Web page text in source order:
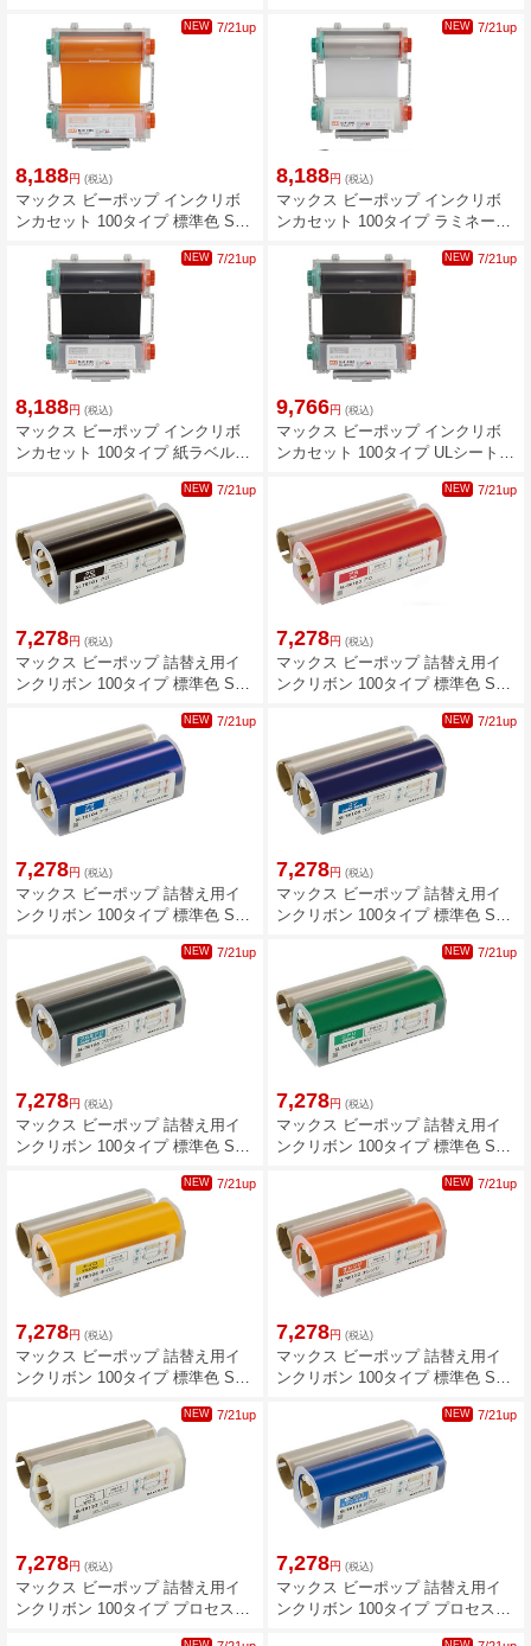
NEW 7/21up
8,188円 (税込)
マックス ビーポップ インクリボ
ンカセット 100タイプ 標準色 SL-
NEW 7/21up
8,188円 (税込)
マックス ビーポップ インクリボ
ンカセット 100タイプ ラミネート
IL92316
NEW 7/21up
8,188円 (税込)
マックス ビーポップ インクリボ
ンカセット 100タイプ 紙ラベル用
NEW 7/21up
9,766円 (税込)
マックス ビーポップ インクリボ
ンカセット 100タイプ ULシート用
NEW 7/21up
7,278円 (税込)
マックス ビーポップ 詰替え用イ
ンクリボン 100タイプ 標準色 SL-
NEW 7/21up
7,278円 (税込)
マックス ビーポップ 詰替え用イ
ンクリボン 100タイプ 標準色 SL-
NEW 7/21up
7,278円 (税込)
マックス ビーポップ 詰替え用イ
ンクリボン 100タイプ 標準色 SL-
NEW 7/21up
7,278円 (税込)
マックス ビーポップ 詰替え用イ
ンクリボン 100タイプ 標準色 SL-
NEW 7/21up
7,278円 (税込)
マックス ビーポップ 詰替え用イ
ンクリボン 100タイプ 標準色 SL-
NEW 7/21up
7,278円 (税込)
マックス ビーポップ 詰替え用イ
ンクリボン 100タイプ 標準色 SL-
NEW 7/21up
7,278円 (税込)
マックス ビーポップ 詰替え用イ
ンクリボン 100タイプ 標準色 SL-
NEW 7/21up
7,278円 (税込)
マックス ビーポップ 詰替え用イ
ンクリボン 100タイプ 標準色 SL-
NEW 7/21up
7,278円 (税込)
マックス ビーポップ 詰替え用イ
ンクリボン 100タイプ プロセスカ
NEW 7/21up
7,278円 (税込)
マックス ビーポップ 詰替え用イ
ンクリボン 100タイプ プロセスカ